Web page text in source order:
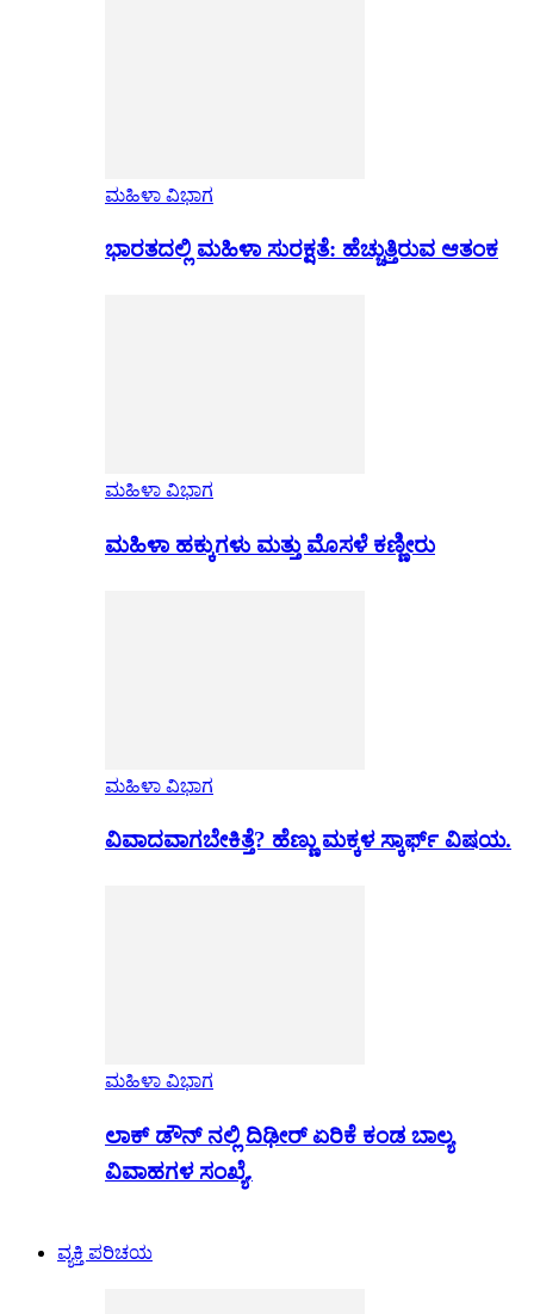
ಮಹಿಳಾ ವಿಭಾಗ
ಭಾರತದಲ್ಲಿ ಮಹಿಳಾ ಸುರಕ್ಷತೆ: ಹೆಚ್ಚುತ್ತಿರುವ ಆತಂಕ
ಮಹಿಳಾ ವಿಭಾಗ
ಮಹಿಳಾ ಹಕ್ಕುಗಳು ಮತ್ತು ಮೊಸಳೆ ಕಣ್ಣೀರು
ಮಹಿಳಾ ವಿಭಾಗ
ವಿವಾದವಾಗಬೇಕಿತ್ತೆ? ಹೆಣ್ಣು ಮಕ್ಕಳ ಸ್ಕಾರ್ಫ್ ವಿಷಯ.
ಮಹಿಳಾ ವಿಭಾಗ
ಲಾಕ್ ಡೌನ್ ನಲ್ಲಿ ದಿಢೀರ್ ಏರಿಕೆ ಕಂಡ ಬಾಲ್ಯ
ವಿವಾಹಗಳ ಸಂಖ್ಯೆ.
ವ್ಯಕ್ತಿ ಪರಿಚಯ